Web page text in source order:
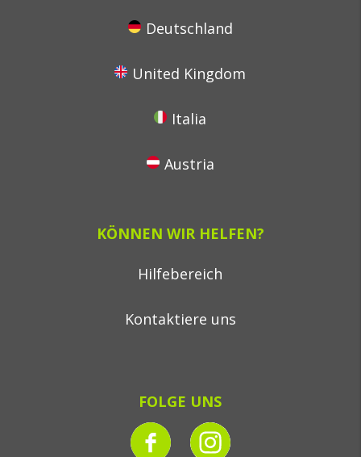
Deutschland
United Kingdom
Italia
Austria
KÖNNEN WIR HELFEN?
Hilfebereich
Kontaktiere uns
FOLGE UNS